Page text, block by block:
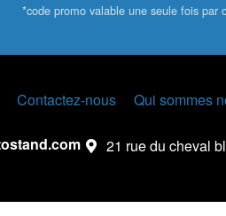
*code promo valable une seule fois par
Contactez-nous Qui sommes
21 rue du cheval